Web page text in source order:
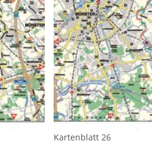
Kartenblatt 26